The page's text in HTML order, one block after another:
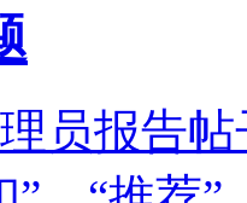
员报告帖